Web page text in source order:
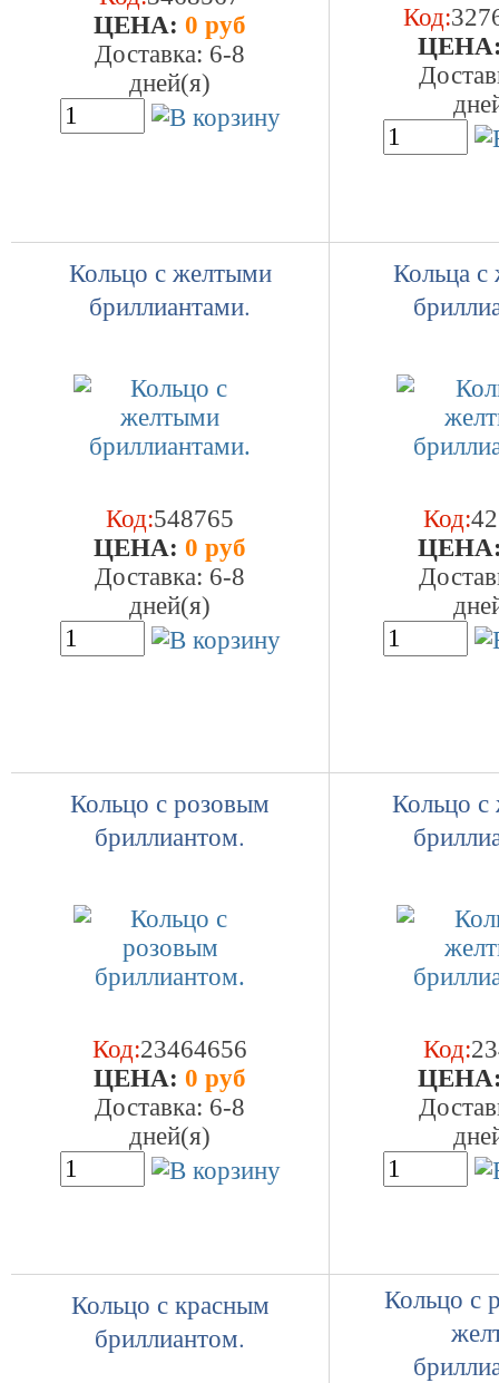
ЦEHA: 0 руб
Доставка: 6-8
дней(я)
Код:
Кольцо с желтыми
бриллиантами.
Код:548765
ЦEHA: 0 руб
Доставка: 6-8
дней(я)
Кольца
Код:
Кольцо с розовым
бриллиантом.
Код:23464656
ЦEHA: 0 руб
Доставка: 6-8
дней(я)
Кольцо
Код:
Кольцо с красным
бриллиантом.
Кольцо с